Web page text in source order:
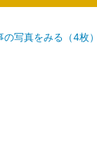
の写真をみる（4枚）